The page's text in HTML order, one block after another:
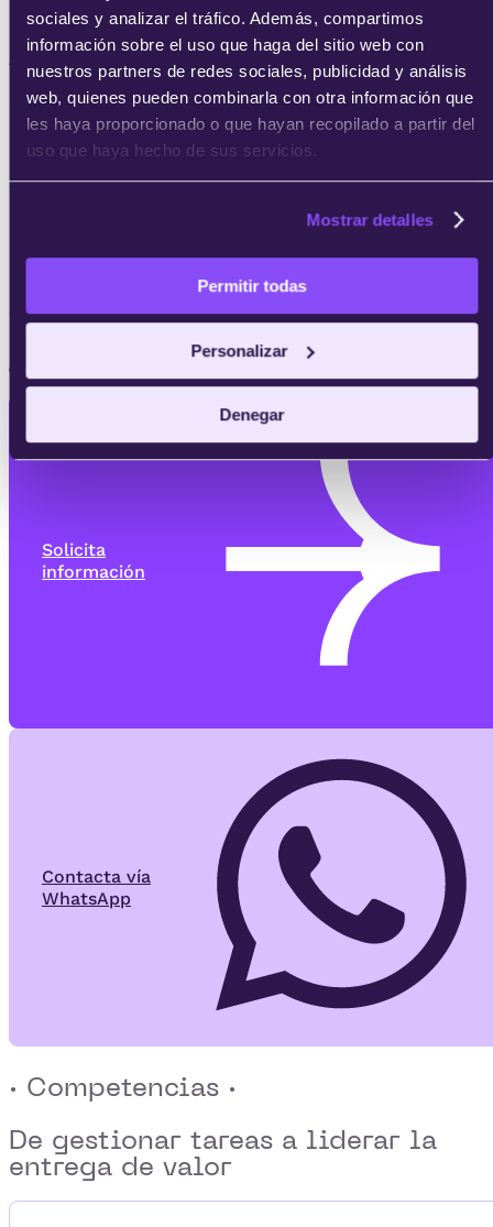
sociales y analizar el tráfico. Además, compartimos
información sobre el uso que haga del sitio web con
nuestros partners de redes sociales, publicidad y análisis
web, quienes pueden combinarla con otra información que
les haya proporcionado o que hayan recopilado a partir del
uso que haya hecho de sus servicios.
Mostrar detalles
Permitir todas
Personalizar
Denegar
Microsoft certified: Security Operations Analyst
Certificación Microsoft Azure Administrator (AZ-104)
Certificación Azure Fundamentals (AZ-900)
¿Buscas alguna de estas certificaciones?
Solicita
información
Contacta vía
WhatsApp
· Competencias ·
De gestionar tareas a liderar la
entrega de valor